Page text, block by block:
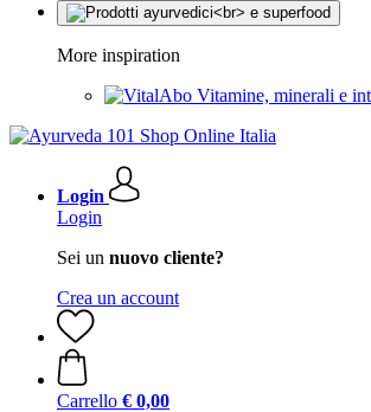
More inspiration
Vitamine, minerali e
Login
Login
Sei un nuovo cliente?
Crea un account
Carrello € 0,00